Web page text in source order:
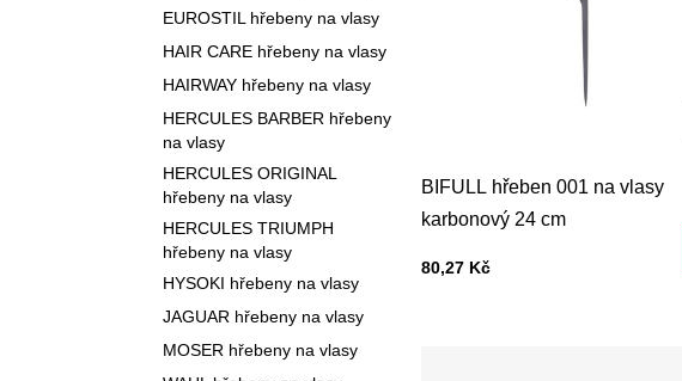
BIFULL hřeben 001 na vlasy
karbonový 24 cm
Cena s DPH
80,27 Kč
EUROSTIL hřebeny na vlasy
HAIR CARE hřebeny na vlasy
HAIRWAY hřebeny na vlasy
HERCULES BARBER hřebeny
na vlasy
HERCULES ORIGINAL
hřebeny na vlasy
HERCULES TRIUMPH
hřebeny na vlasy
HYSOKI hřebeny na vlasy
JAGUAR hřebeny na vlasy
MOSER hřebeny na vlasy